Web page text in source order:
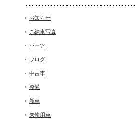
お知らせ
ご納車写真
パーツ
ブログ
中古車
整備
新車
未使用車